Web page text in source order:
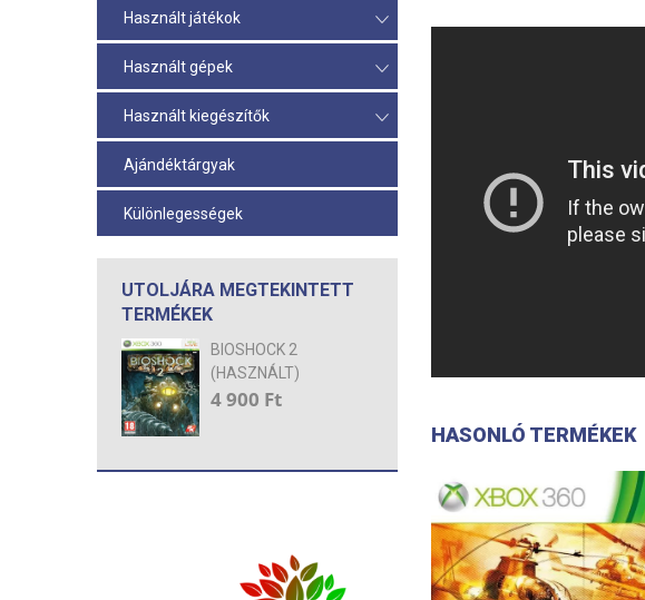
Használt játékok
Használt gépek
Használt kiegészítők
Ajándéktárgyak
Különlegességek
UTOLJÁRA MEGTEKINTETT
TERMÉKEK
BIOSHOCK 2
(HASZNÁLT)
4 900 Ft
HASONLÓ TERMÉKEK